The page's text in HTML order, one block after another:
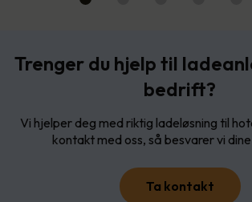
Trenger du hjelp til
bedrift?
Vi hjelper deg med riktig ladeløsning til
kontakt med oss, så besvarer vi
Ta kontakt